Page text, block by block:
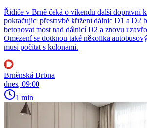
Řidiče v Brně čeká o víkendu další dopravní
pokračující přestavbě křížení dálnic D1 a D2
betonovat most nad dálnicí D2 a znovu
Omezení se dotknou také několika
musí počítat s kolonami.
Brněnská Drbna
dnes, 09:00
1 min